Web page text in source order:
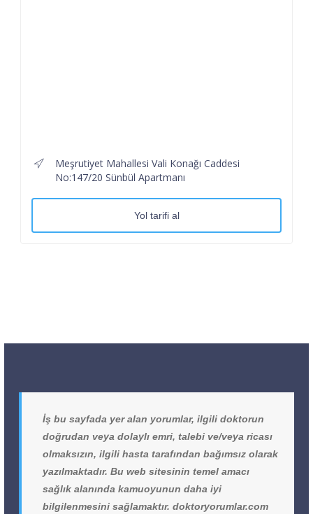
Meşrutiyet Mahallesi Vali Konağı Caddesi
No:147/20 Sünbül Apartmanı
Yol tarifi al
İş bu sayfada yer alan yorumlar, ilgili doktorun
doğrudan veya dolaylı emri, talebi ve/veya ricası
olmaksızın, ilgili hasta tarafından bağımsız olarak
yazılmaktadır. Bu web sitesinin temel amacı
sağlık alanında kamuoyunun daha iyi
bilgilenmesini sağlamaktır. doktoryorumlar.com